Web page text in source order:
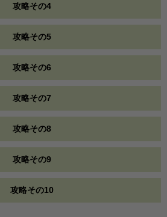
攻略その4
攻略その5
攻略その6
攻略その7
攻略その8
攻略その9
攻略その10